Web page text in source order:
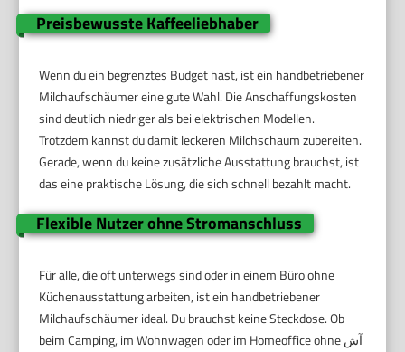
Preisbewusste Kaffeeliebhaber
Wenn du ein begrenztes Budget hast, ist ein handbetriebener
Milchaufschäumer eine gute Wahl. Die Anschaffungskosten
sind deutlich niedriger als bei elektrischen Modellen.
Trotzdem kannst du damit leckeren Milchschaum zubereiten.
Gerade, wenn du keine zusätzliche Ausstattung brauchst, ist
das eine praktische Lösung, die sich schnell bezahlt macht.
Flexible Nutzer ohne Stromanschluss
Für alle, die oft unterwegs sind oder in einem Büro ohne
Küchenausstattung arbeiten, ist ein handbetriebener
Milchaufschäumer ideal. Du brauchst keine Steckdose. Ob
beim Camping, im Wohnwagen oder im Homeoffice ohne آش